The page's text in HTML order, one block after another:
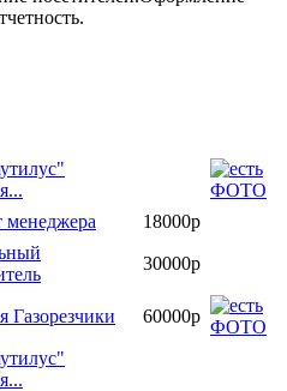
менеджера 18000р
30000р
Газорезчики 60000р